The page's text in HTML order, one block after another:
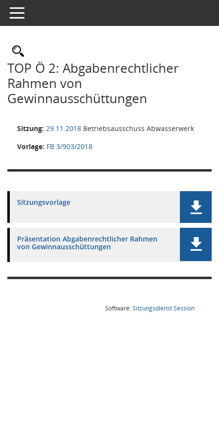
Toggle navigation
Rechercheauswahl
TOP Ö 2: Abgabenrechtlicher
Rahmen von
Gewinnausschüttungen
Sitzung: 29.11.2018 Betriebsausschuss Abwasserwerk
Vorlage: FB 3/903/2018
Sitzungsvorlage
Präsentation Abgabenrechtlicher Rahmen
von Gewinnausschüttungen
Software:SitzungsdienstSession(Wird in